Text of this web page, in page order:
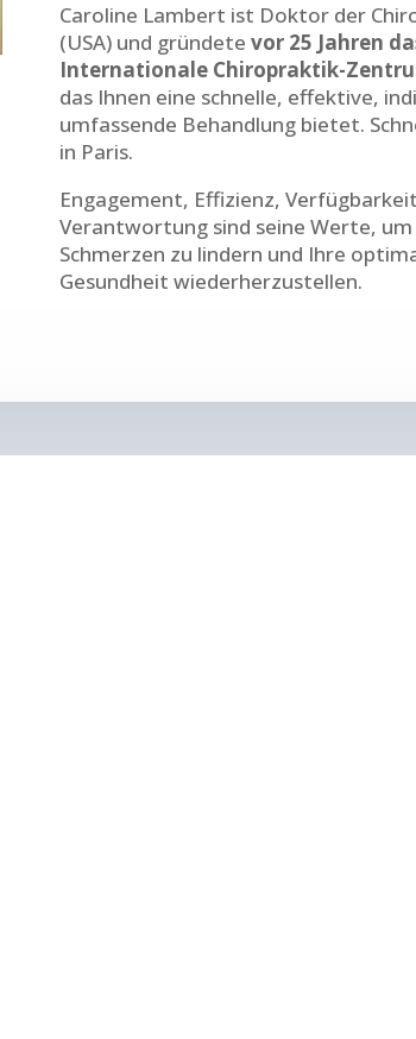
Caroline Lambert ist Doktor der
(USA) und gründete vor 25 Jahren
Internationale Chiropraktik-
das Ihnen eine schnelle, effektive,
umfassende Behandlung bietet.
in Paris.
Engagement, Effizienz,
Verantwortung sind seine Werte, um
Schmerzen zu lindern und Ihre
Gesundheit wiederherzustellen.